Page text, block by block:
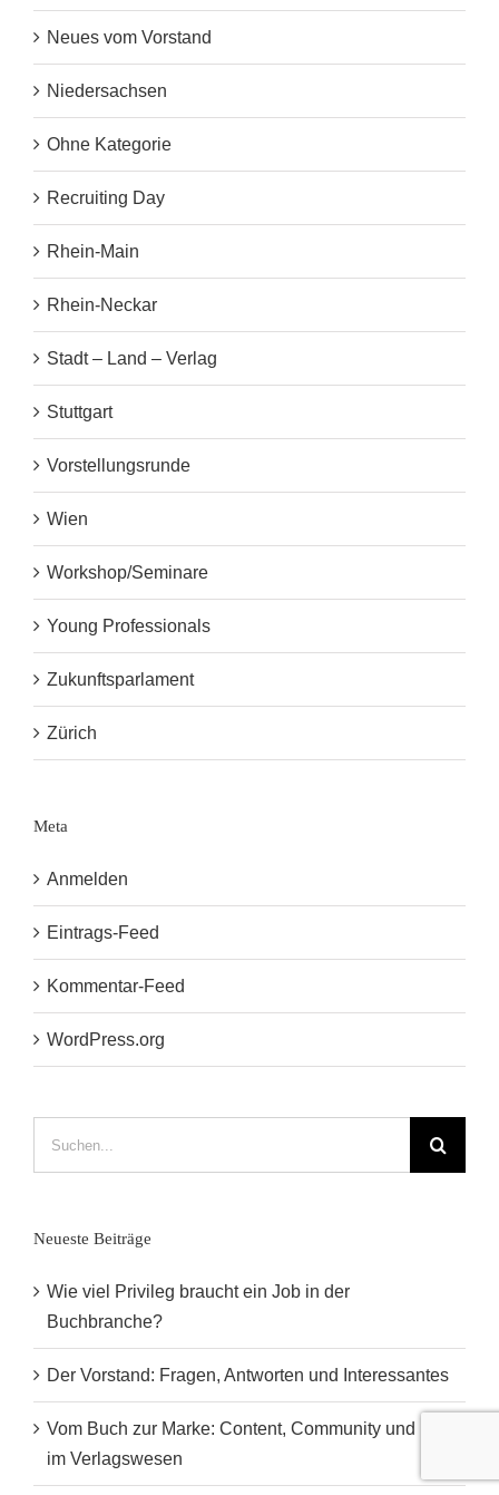
Neues vom Vorstand
Niedersachsen
Ohne Kategorie
Recruiting Day
Rhein-Main
Rhein-Neckar
Stadt – Land – Verlag
Stuttgart
Vorstellungsrunde
Wien
Workshop/Seminare
Young Professionals
Zukunftsparlament
Zürich
Meta
Anmelden
Eintrags-Feed
Kommentar-Feed
WordPress.org
Neueste Beiträge
Wie viel Privileg braucht ein Job in der
Buchbranche?
Der Vorstand: Fragen, Antworten und Interessantes
Vom Buch zur Marke: Content, Community und Mut
im Verlagswesen